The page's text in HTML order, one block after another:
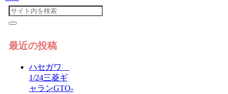
最近の投稿
ハセガワ
1/24三菱ギ
ャランGTO-